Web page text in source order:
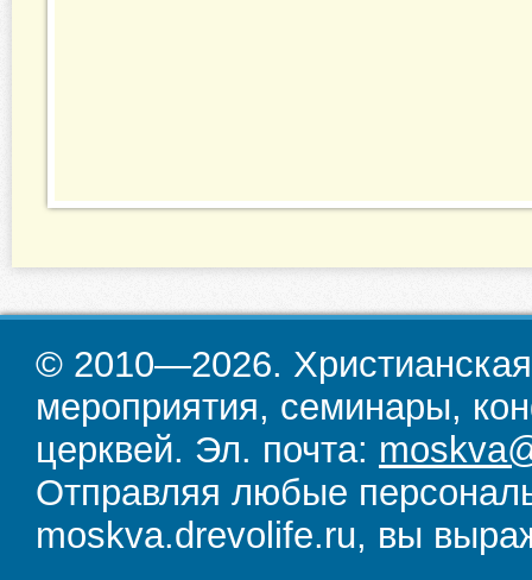
© 2010—2026.
мероприятия, семинары,
церквей. Эл. почта:
Отправляя любые
moskva.drevolife.ru, вы